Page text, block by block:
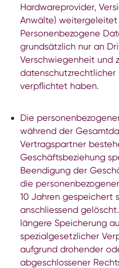
Hardwareprovider,
Anwälte) weitergeleitet
Personenbezogene
grundsätzlich nur an
Verschwiegenheit und
datenschutzrechtlicher
verpflichtet haben.
Die
während der
Vertragspartner
Geschäftsbeziehung
Beendigung der
die
10 Jahren gespeichert
anschliessend
längere Speicherung
spezialgesetzlicher
aufgrund drohender
abgeschlossener